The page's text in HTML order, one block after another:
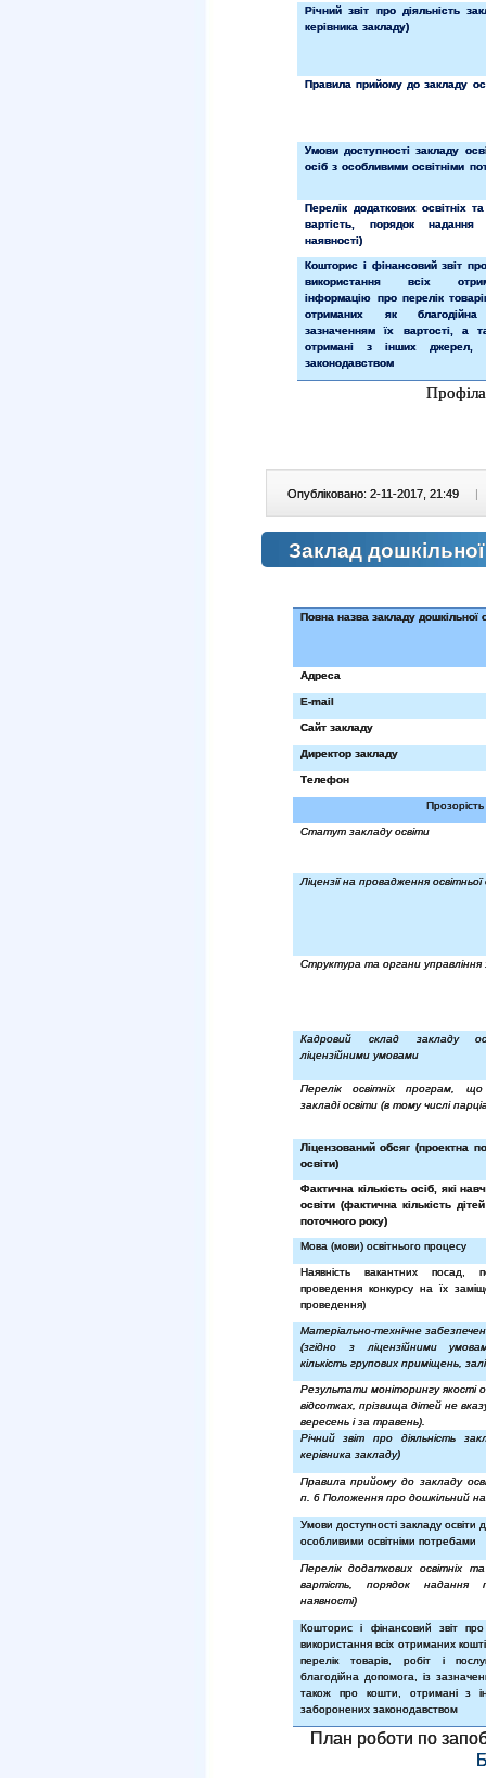
Річний звіт про діяльність
керівника закладу)
Правила прийому до закладу
Умови доступності закладу
осіб з особливими освітніми
Перелік додаткових освітніх
вартість, порядок
наявності)
Кошторис і фінансовий звіт
використання всіх
інформацію про перелік
отриманих як
зазначенням їх вартості, а
отримані з інших джерел,
законодавством
Опубліковано: 2-11-2017, 21:49 |
Заклад
Повна назва закладу дошкільної
Адреса
E-mail
Сайт закладу
Директор закладу
Телефон
Прозорість
Статут закладу освіти
Ліцензії на провадження освітньої
Структура та органи управління
Кадровий склад закладу
ліцензійними умовами
Перелік освітніх програм,
закладі освіти (в тому числі
Ліцензований обсяг (проектна
освіти)
Фактична кількість осіб, які
освіти (фактична кількість
поточного року)
Мова (мови) освітнього процесу
Наявність вакантних посад,
проведення конкурсу на їх
проведення)
Матеріально-технічне
(згідно з ліцензійними
кількість групових приміщень,
Результати моніторингу якості
відсотках, прізвища дітей не
вересень і за травень).
Річний звіт про діяльність
керівника закладу)
Правила прийому до закладу
п. 6 Положення про дошкільний
Умови доступності закладу освіти
особливими освітніми потребами
Перелік додаткових освітніх
вартість, порядок
наявності)
Кошторис і фінансовий звіт
використання всіх отриманих
перелік товарів, робіт і
благодійна допомога, із
також про кошти, отримані з
заборонених законодавством
План роботи по